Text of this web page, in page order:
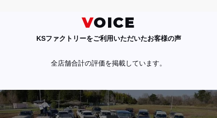
VOICE
KSファクトリーをご利用いただいたお客様の声
全店舗合計の評価を掲載しています。